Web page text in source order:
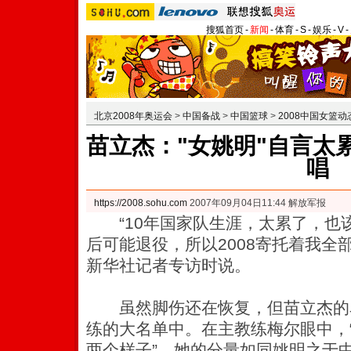
搜狐首页-新闻 -体育-S-娱乐-V-
北京2008年奥运会 > 中国备战 > 中国篮球 > 2008中国女篮动
苗立杰："女姚明"自言太
唱
https://2008.sohu.com 2007年09月04日11:44 解放军报
“10年国家队生涯，太累了，也
后可能退役，所以2008寄托着我全
新华社记者专访时说。
虽然脚伤还在恢复，但苗立杰的
练的大名单中。 在主教练梅尔眼中